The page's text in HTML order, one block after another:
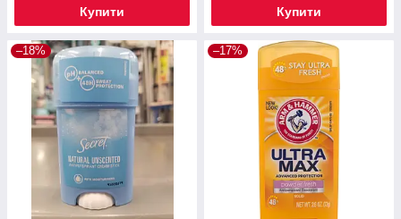
Купити Купити
–18% –17%